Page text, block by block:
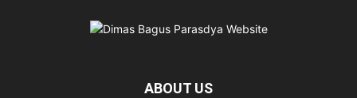
ABOUT US